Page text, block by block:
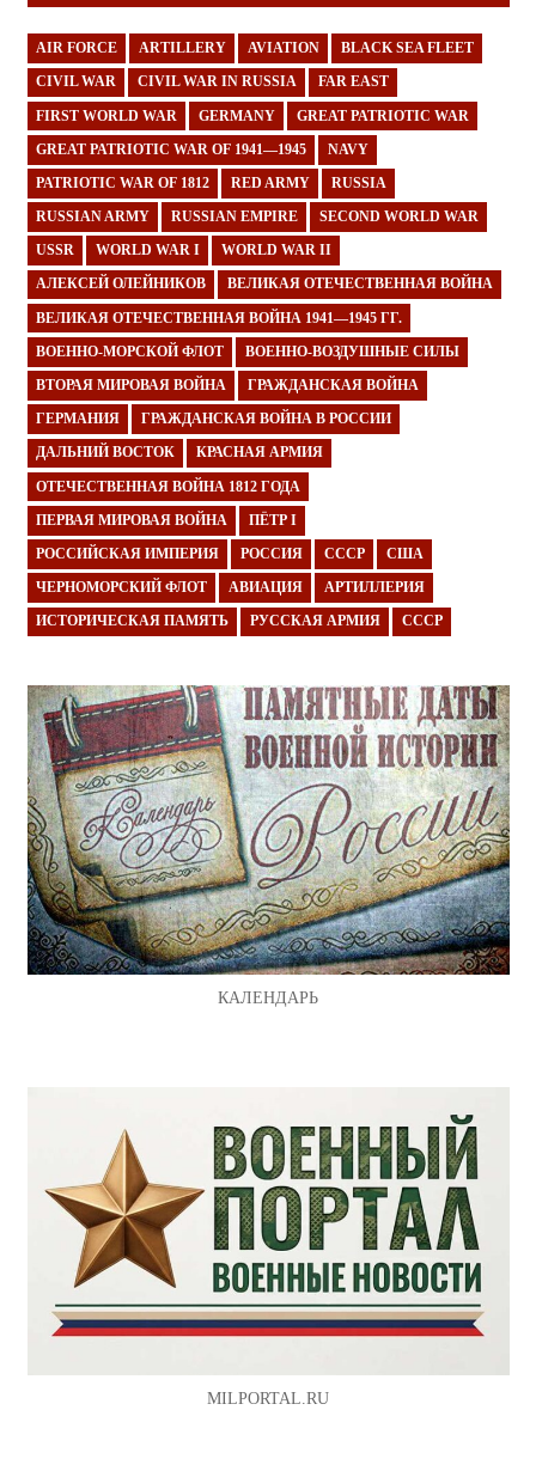
AIR FORCE ARTILLERY AVIATION BLACK SEA FLEET
CIVIL WAR CIVIL WAR IN RUSSIA FAR EAST
FIRST WORLD WAR GERMANY GREAT PATRIOTIC WAR
GREAT PATRIOTIC WAR OF 1941—1945 NAVY
PATRIOTIC WAR OF 1812 RED ARMY RUSSIA
RUSSIAN ARMY RUSSIAN EMPIRE SECOND WORLD WAR
USSR WORLD WAR I WORLD WAR II
АЛЕКСЕЙ ОЛЕЙНИКОВ ВЕЛИКАЯ ОТЕЧЕСТВЕННАЯ ВОЙНА
ВЕЛИКАЯ ОТЕЧЕСТВЕННАЯ ВОЙНА 1941—1945 ГГ.
ВОЕННО-МОРСКОЙ ФЛОТ ВОЕННО-ВОЗДУШНЫЕ СИЛЫ
ВТОРАЯ МИРОВАЯ ВОЙНА ГРАЖДАНСКАЯ ВОЙНА
ГЕРМАНИЯ ГРАЖДАНСКАЯ ВОЙНА В РОССИИ
ДАЛЬНИЙ ВОСТОК КРАСНАЯ АРМИЯ
ОТЕЧЕСТВЕННАЯ ВОЙНА 1812 ГОДА
ПЕРВАЯ МИРОВАЯ ВОЙНА ПЁТР I
РОССИЙСКАЯ ИМПЕРИЯ РОССИЯ СССР США
ЧЕРНОМОРСКИЙ ФЛОТ АВИАЦИЯ АРТИЛЛЕРИЯ
ИСТОРИЧЕСКАЯ ПАМЯТЬ РУССКАЯ АРМИЯ СССР
КАЛЕНДАРЬ
MILPORTAL.RU